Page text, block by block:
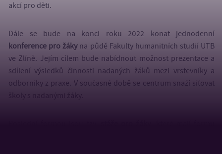
akcí pro děti.
Dále se bude na konci roku 2022 konat jednodenní
konference pro žákyna půdě Fakulty humanitních studií UTB
ve Zlíně. Jejím cílem bude nabídnout možnost prezentace a
sdílení výsledků činnosti nadaných žáků mezi vrstevníky a
odborníky z praxe. V současné době se centrum snaží síťovat